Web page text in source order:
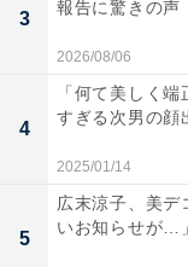
3
報告に驚きの声
2026/08/06
4
「何て美しく
すぎる次男の顔
2025/01/14
5
広末涼子、美デ
いお知らせが…